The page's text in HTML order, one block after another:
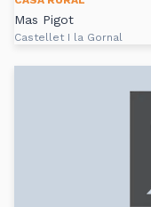
Mas Pigot
Castellet I la Gornal